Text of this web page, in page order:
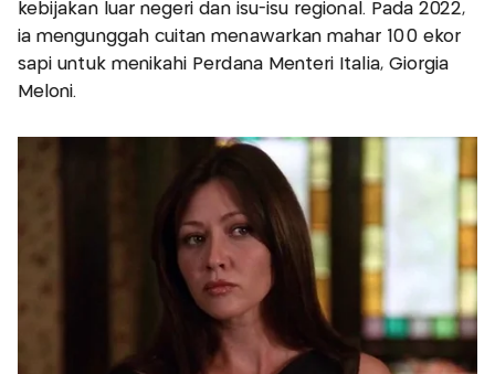
kebijakan luar negeri dan isu-isu regional. Pada 2022,
ia mengunggah cuitan menawarkan mahar 100 ekor
sapi untuk menikahi Perdana Menteri Italia, Giorgia
Meloni.